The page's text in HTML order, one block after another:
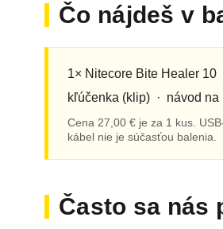
Čo nájdeš v
1× Nitecore Bite Healer 10
kľúčenka (klip) · návod na
Cena 27,00 € je za 1 kus.
kábel nie je súčasťou balenia.
Často sa nás